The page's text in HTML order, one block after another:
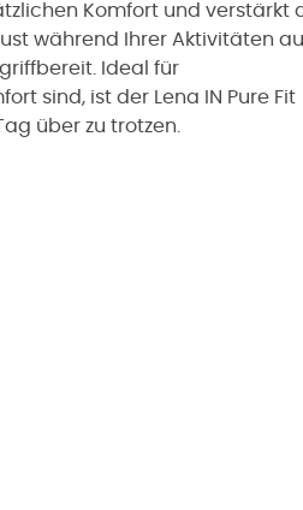
Komfort und verstärkt
während Ihrer Aktivitäten
Ideal für
sind, ist der Lena IN Pure Fit
über zu trotzen.